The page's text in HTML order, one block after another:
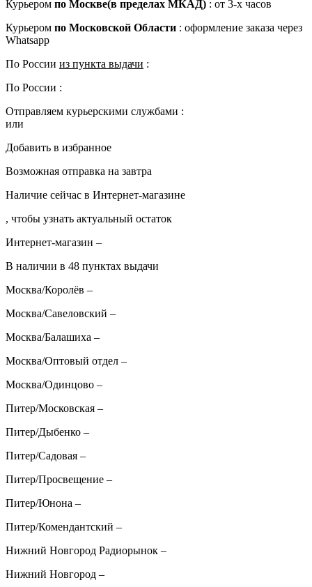
Курьером по Москве(в пределах МКАД) : от 3-х часов
Курьером по Московской Области : оформление заказа через
Whatsapp
По России из пункта выдачи :
По России :
Отправляем курьерскими службами :
или
Добавить в избранное
Возможная отправка на завтра
Наличие сейчас в Интернет-магазине
, чтобы узнать актуальный остаток
Интернет-магазин –
В наличии в 48 пунктах выдачи
Москва/Королёв –
Москва/Савеловский –
Москва/Балашиха –
Москва/Оптовый отдел –
Москва/Одинцово –
Питер/Московская –
Питер/Дыбенко –
Питер/Садовая –
Питер/Просвещение –
Питер/Юнона –
Питер/Комендантский –
Нижний Новгород Радиорынок –
Нижний Новгород –